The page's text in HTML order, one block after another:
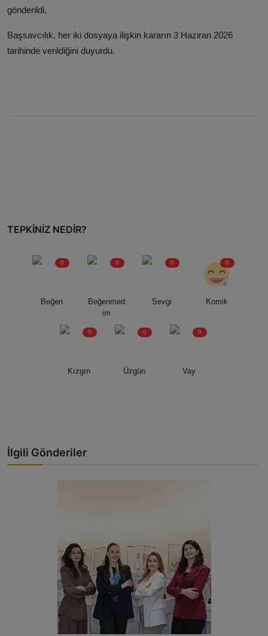
gönderildi.
Başsavcılık, her iki dosyaya ilişkin kararın 3 Haziran 2026
tarihinde verildiğini duyurdu.
TEPKINIZ NEDIR?
Beğen
0
Beğenmed
im
0
Sevgi
0
Komik
0
Kızgın
0
Üzgün
0
Vay
0
İlgili Gönderiler